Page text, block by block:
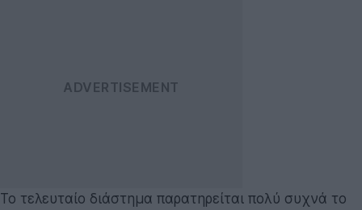
Το τελευταίο διάστημα παρατηρείται πολύ συχνά το